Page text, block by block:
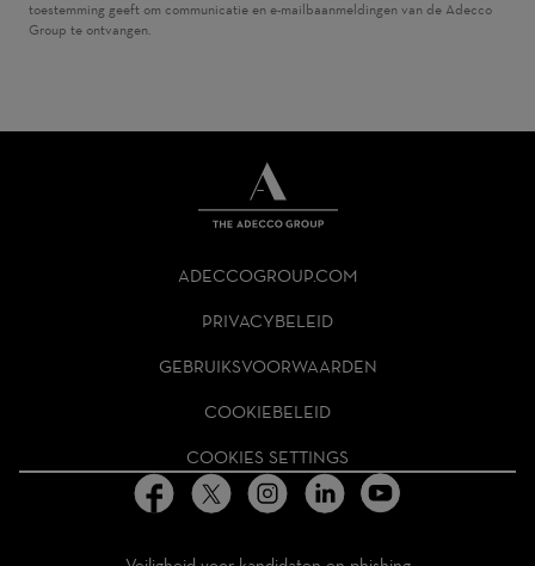
toestemming geeft om communicatie en e-mailbaanmeldingen van de Adecco
Group te ontvangen.
HOMEPAGE
ADECCOGROUP.COM
PRIVACYBELEID
GEBRUIKSVOORWAARDEN
COOKIEBELEID
COOKIES SETTINGS